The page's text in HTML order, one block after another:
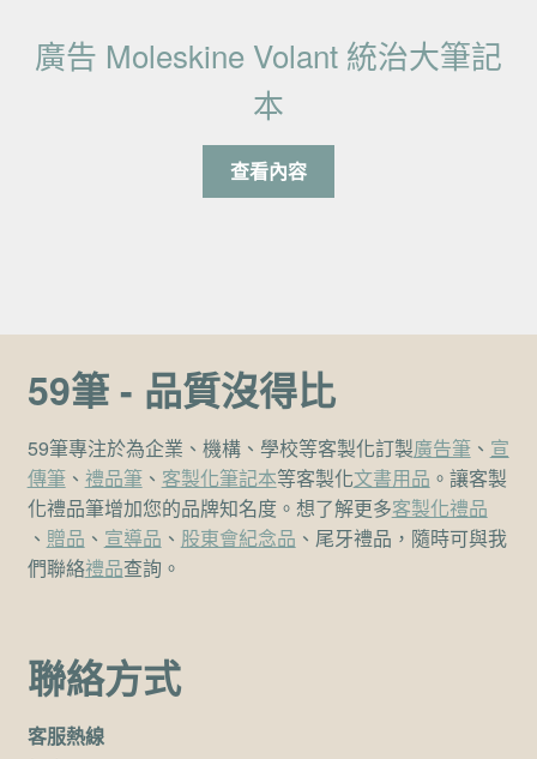
廣告 Moleskine Volant 統治大筆記
本
查看內容
59筆 - 品質沒得比
59筆專注於為企業、機構、學校等客製化訂製廣告筆、 宣
傳筆、 禮品筆、 客製化筆記本等客製化文書用品 。讓客製
化禮品筆增加您的品牌知名度。想了解更多客製化禮品
、 贈品 、 宣導品 、 股東會紀念品 、尾牙禮品，隨時可與我
們聯絡禮品查詢。
聯絡方式
客服熱線